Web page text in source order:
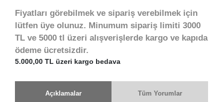
Fiyatları görebilmek ve sipariş verebilmek için
lütfen üye olunuz. Minumum sipariş limiti 3000
TL ve 5000 tl üzeri alışverişlerde kargo ve kapıda
ödeme ücretsizdir.
5.000,00 TL üzeri kargo bedava
Açıklamalar Tüm Yorumlar